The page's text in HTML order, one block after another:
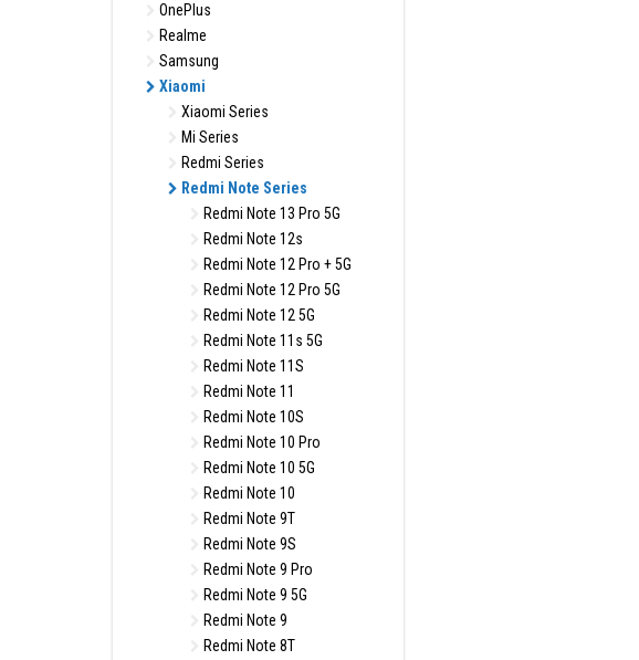
OnePlus
Realme
Samsung
Xiaomi
Xiaomi Series
Mi Series
Redmi Series
Redmi Note Series
Redmi Note 13 Pro 5G
Redmi Note 12s
Redmi Note 12 Pro + 5G
Redmi Note 12 Pro 5G
Redmi Note 12 5G
Redmi Note 11s 5G
Redmi Note 11S
Redmi Note 11
Redmi Note 10S
Redmi Note 10 Pro
Redmi Note 10 5G
Redmi Note 10
Redmi Note 9T
Redmi Note 9S
Redmi Note 9 Pro
Redmi Note 9 5G
Redmi Note 9
Redmi Note 8T